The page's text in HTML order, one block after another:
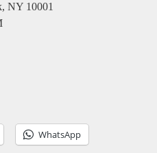
NY 10001
WhatsApp